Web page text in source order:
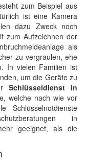
zum Beispiel aus
ist eine Kamera
dazu Zweck noch
zum Aufzeichnen der
als
zu vergraulen, ehe
In vielen Familien ist
um die Geräte zu
Schlüsseldienst in
welche nach wie vor
Schlüsselnotdienste
in
geeignet, als die